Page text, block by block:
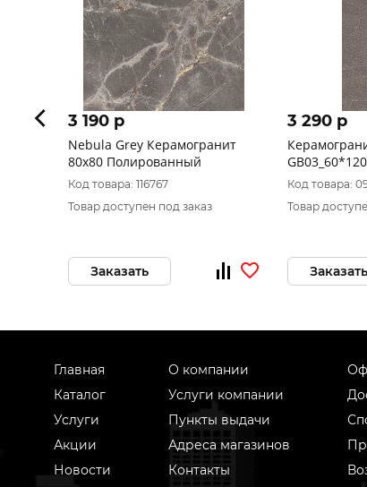
3 190 p
Nebula Grey Керамогранит
80х80 Полированный
Код товара: 116767
Товар доступен под заказ
Заказать
3 290 p
Код товара:
Товар
Заказать
Главная
Каталог
Услуги
Акции
Новости
О компании
Услуги компании
Пункты выдачи
Адреса магазинов
Контакты